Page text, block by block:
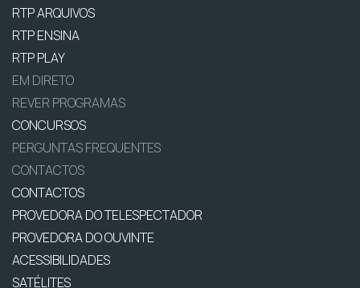
RTP ARQUIVOS
RTP ENSINA
RTP PLAY
EM DIRETO
REVER PROGRAMAS
CONCURSOS
PERGUNTAS FREQUENTES
CONTACTOS
CONTACTOS
PROVEDORA DO TELESPECTADOR
PROVEDORA DO OUVINTE
ACESSIBILIDADES
SATÉLITES